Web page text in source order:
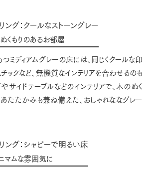
ング：クールなストーングレー
くもりのあるお部屋
ミディアムグレーの床には、同じくクールな印
ックなど、無機質なインテリアを合わせるのも
サイドテーブルなどのインテリアで、木のぬく
たたかみも兼ね備えた、おしゃれななグレー
ング：シャビーで明るい床
マムな雰囲気に